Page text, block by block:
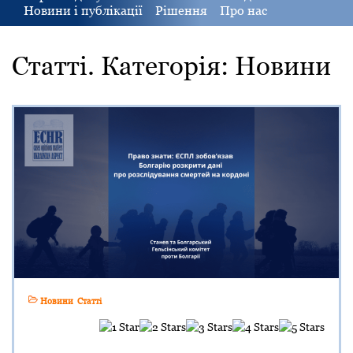
Новини і публікації
Рішення Про нас
Статті. Категорія: Новини
Новини Статті